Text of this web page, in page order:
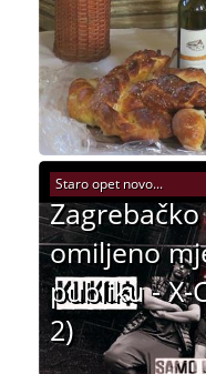
omiljeno
publiku - X-
2)
Staro opet novo...